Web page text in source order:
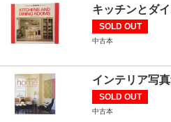
キッチンとダ
SOLD OUT
中古本
インテリア写
SOLD OUT
中古本